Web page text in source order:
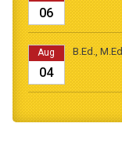
06
Aug
04
B.Ed.,
Jul